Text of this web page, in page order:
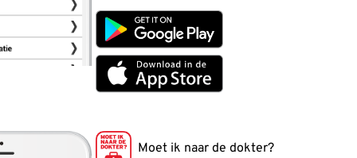
Moet ik naar de dokter?